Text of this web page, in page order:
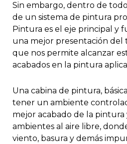
Sin embargo, dentro de
de un sistema de pintura
Pintura es el eje principal y
una mejor presentación del
que nos permite alcanzar
acabados en la pintura
Una cabina de pintura,
tener un ambiente
mejor acabado de la pintura
ambientes al aire libre,
viento, basura y demás